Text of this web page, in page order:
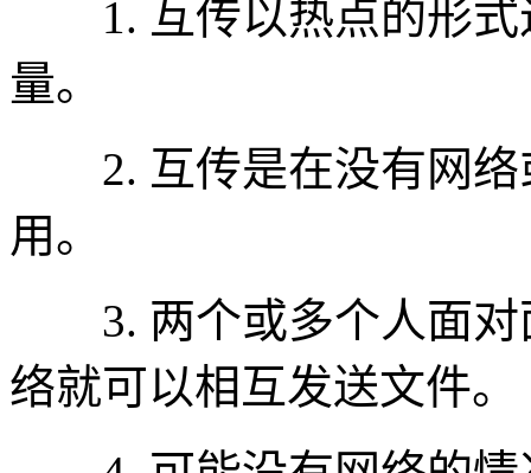
1. 互传以热点的形式
量。
2. 互传是在没有网络
用。
3. 两个或多个人面对
络就可以相互发送文件。